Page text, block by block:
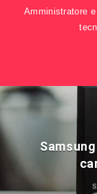
Amministratore